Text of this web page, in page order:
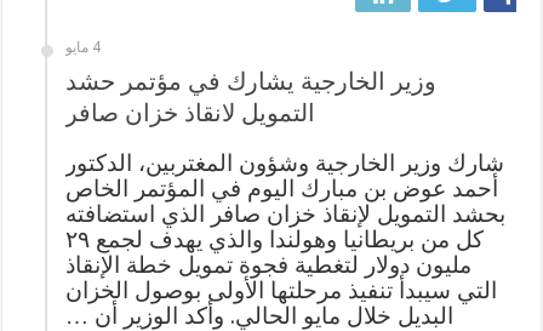
4 مايو
وزير الخارجية يشارك في مؤتمر حشد
التمويل لانقاذ خزان صافر
شارك وزير الخارجية وشؤون المغتربين، الدكتور
أحمد عوض بن مبارك اليوم في المؤتمر الخاص
بحشد التمويل لإنقاذ خزان صافر الذي استضافته
كل من بريطانيا وهولندا والذي يهدف لجمع ٢٩
مليون دولار لتغطية فجوة تمويل خطة الإنقاذ
التي سيبدأ تنفيذ مرحلتها الأولى بوصول الخزان
البديل خلال مايو الحالي. وأكد الوزير أن …